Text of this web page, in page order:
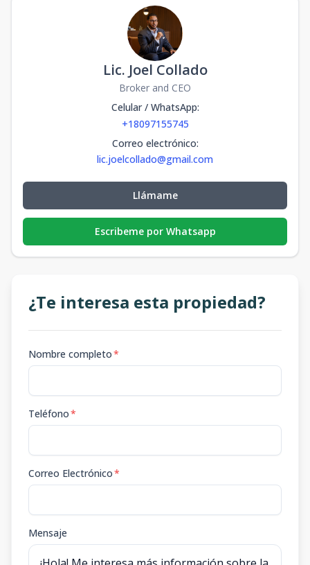
Lic. Joel Collado
Broker and CEO
Celular / WhatsApp:
+18097155745
Correo electrónico:
lic.joelcollado@gmail.com
Llámame
Escribeme por Whatsapp
¿Te interesa esta propiedad?
Nombre completo*
Teléfono*
Correo Electrónico*
Mensaje